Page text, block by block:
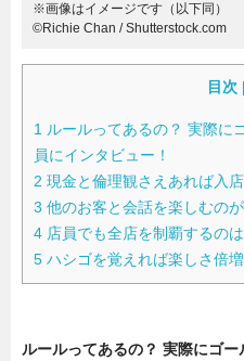
※画像はイメージです（以下同）
©︎Richie Chan / Shutterstock.com
目次
1 ルールってあるの？ 実際に
員にインタビュー！
2 現金と倫理観さえあれば入
3 他のお客と会話を楽しむのが
4 店員でも全店を制覇するの
5 ハシゴを覚えれば楽しさ倍増
ルールってあるの？ 実際にゴ